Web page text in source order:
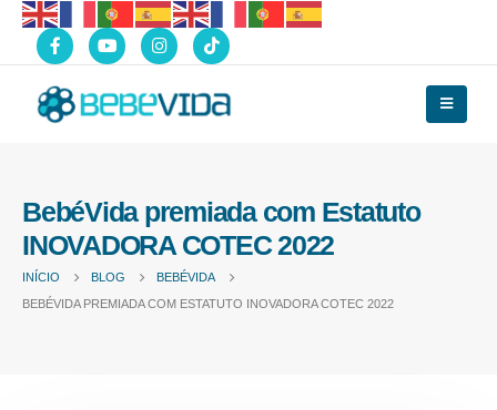
BebéVida premiada com Estatuto
INOVADORA COTEC 2022
INÍCIO BLOG
BEBÉVIDA
BEBÉVIDA PREMIADA COM ESTATUTO INOVADORA COTEC 2022